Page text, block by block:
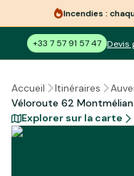
Incendies :
+33 7 57 91 57 47 Devis
Accueil Itinéraires
Véloroute 62
Explorer sur la carte